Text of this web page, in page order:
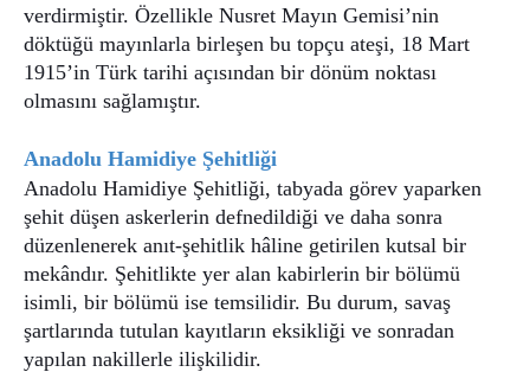
verdirmiştir. Özellikle Nusret Mayın Gemisi’nin
döktüğü mayınlarla birleşen bu topçu ateşi, 18 Mart
1915’in Türk tarihi açısından bir dönüm noktası
olmasını sağlamıştır.
Anadolu Hamidiye Şehitliği
Anadolu Hamidiye Şehitliği, tabyada görev yaparken
şehit düşen askerlerin defnedildiği ve daha sonra
düzenlenerek anıt-şehitlik hâline getirilen kutsal bir
mekândır. Şehitlikte yer alan kabirlerin bir bölümü
isimli, bir bölümü ise temsilidir. Bu durum, savaş
şartlarında tutulan kayıtların eksikliği ve sonradan
yapılan nakillerle ilişkilidir.